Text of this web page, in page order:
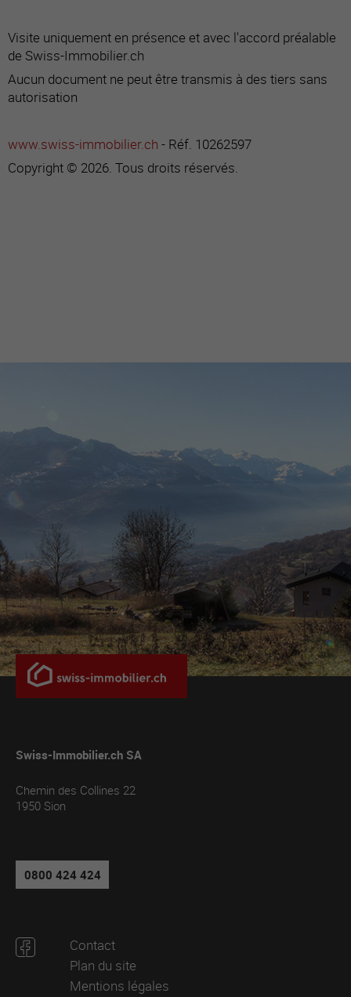
Visite uniquement en présence et avec l'accord préalable
de Swiss-Immobilier.ch
Aucun document ne peut être transmis à des tiers sans
autorisation
www.swiss-immobilier.ch - Réf. 10262597
Copyright © 2026. Tous droits réservés.
Swiss-Immobilier.ch SA
Chemin des Collines 22
1950 Sion
0800 424 424
Contact
Plan du site
Mentions légales